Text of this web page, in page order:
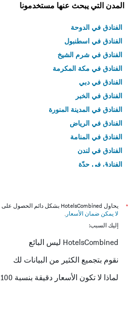
المدن التي يبحث عنها مستخدمونا
الفنادق في الدوحة
الفنادق في اسطنبول
الفنادق في شرم الشيخ
الفنادق في مكة المكرمة
الفنادق في دبي
الفنادق في الخبر
الفنادق في المدينة المنورة
الفنادق في الرياض
الفنادق في المنامة
الفنادق في لندن
الفنادق في جدّة
*
يحاول HotelsCombined بشكل دائم الحصول على الأسعار الدقيقة، ولكن
لا يمكن ضمان الأسعار .
إليك السبب:
HotelsCombined ليس البائع
نقوم بتجميع الكثير من البيانات لك
لماذا لا تكون الأسعار دقيقة بنسبة 100٪؟